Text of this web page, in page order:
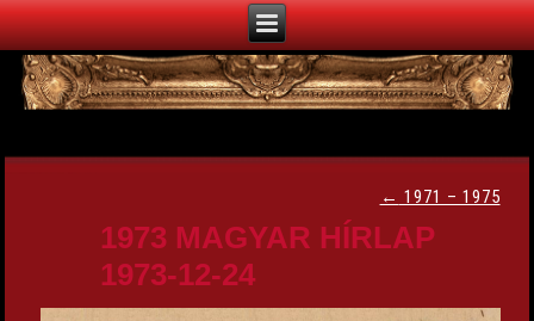
← 1971 – 1975
1973 MAGYAR HÍRLAP
1973-12-24